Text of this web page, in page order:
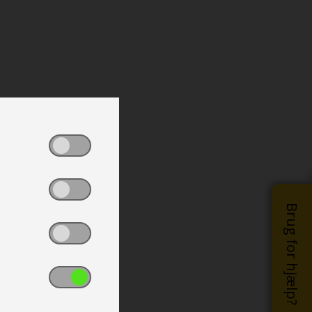
Brug for hjælp?